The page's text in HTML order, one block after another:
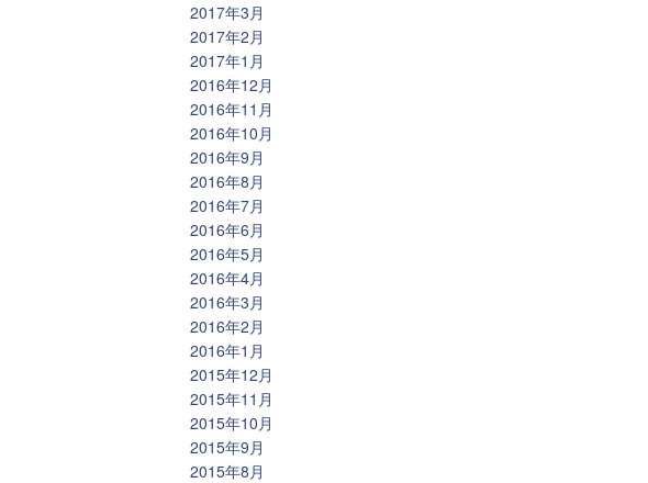
2017年3月
2017年2月
2017年1月
2016年12月
2016年11月
2016年10月
2016年9月
2016年8月
2016年7月
2016年6月
2016年5月
2016年4月
2016年3月
2016年2月
2016年1月
2015年12月
2015年11月
2015年10月
2015年9月
2015年8月